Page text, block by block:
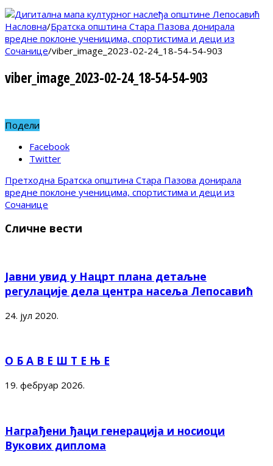
Насловна/Братска општина Стара Пазова донирала
вредне поклоне ученицима, спортистима и деци из
Сочанице/viber_image_2023-02-24_18-54-54-903
viber_image_2023-02-24_18-54-54-903
Подели
Facebook
Twitter
Претходна Братска општина Стара Пазова донирала
вредне поклоне ученицима, спортистима и деци из
Сочанице
Сличне вести
Јавни увид у Нацрт плана детаљне
регулације дела центра насеља Лепосавић
24. јул 2020.
О Б А В Е Ш Т Е Њ Е
19. фебруар 2026.
Награђени ђаци генерација и носиоци
Вукових диплома